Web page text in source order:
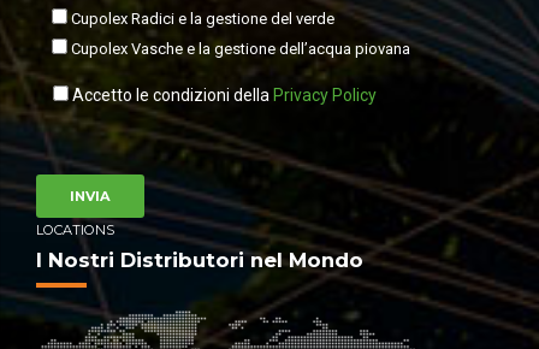
Cupolex Radici e la gestione del verde
Cupolex Vasche e la gestione dell’acqua piovana
Accetto le condizioni della Privacy Policy
LOCATIONS
I Nostri Distributori nel Mondo